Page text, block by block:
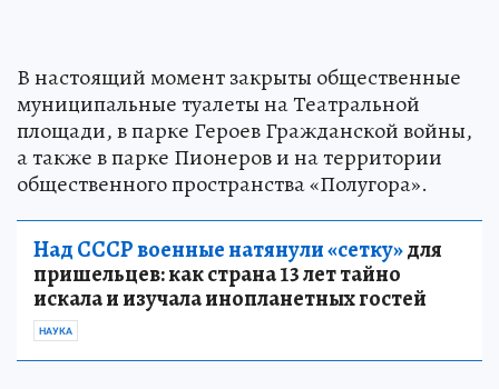
В настоящий момент закрыты общественные
муниципальные туалеты на Театральной
площади, в парке Героев Гражданской войны,
а также в парке Пионеров и на территории
общественного пространства «Полугора».
Над СССР военные натянули «сетку»для
пришельцев: как страна 13 лет тайно
искала и изучала инопланетных гостей
НАУКА